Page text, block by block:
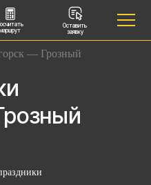
маршрут
Оставить
заявку
— Грозный